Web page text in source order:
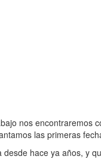
nos encontraremos
las primeras
hace ya años, y